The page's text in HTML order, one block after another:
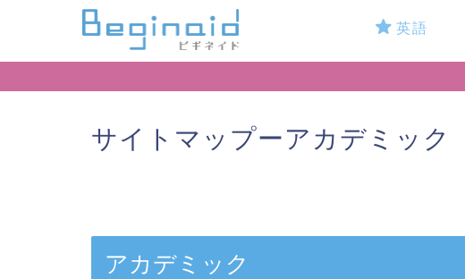
英語
サイトマップーアカデミック
アカデミック